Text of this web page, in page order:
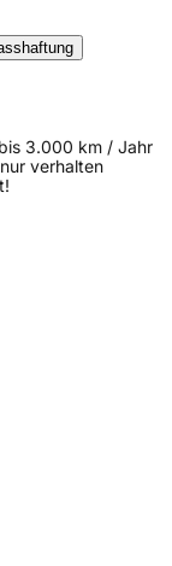
bis 3.000 km / Jahr
verhalten